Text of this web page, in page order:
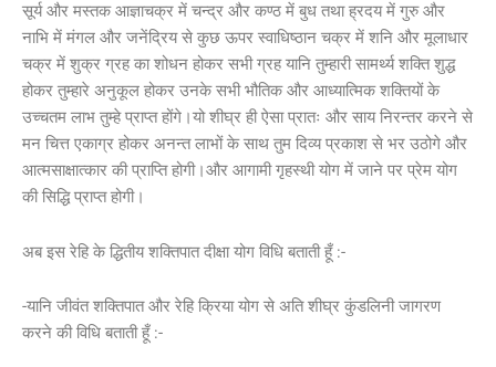
सूर्य और मस्तक आज्ञाचक्र में चन्द्र और कण्ठ में बुध तथा ह्रदय में गुरु और
नाभि में मंगल और जनेंद्रिय से कुछ ऊपर स्वाधिष्ठान चक्र में शनि और मूलाधार
चक्र में शुक्र ग्रह का शोधन होकर सभी ग्रह यानि तुम्हारी सामर्थ्य शक्ति शुद्ध
होकर तुम्हारे अनुकूल होकर उनके सभी भौतिक और आध्यात्मिक शक्तियों के
उच्चतम लाभ तुम्हे प्राप्त होंगे।यो शीघ्र ही ऐसा प्रातः और साय निरन्तर करने से
मन चित्त एकाग्र होकर अनन्त लाभों के साथ तुम दिव्य प्रकाश से भर उठोगे और
आत्मसाक्षात्कार की प्राप्ति होगी।और आगामी गृहस्थी योग में जाने पर प्रेम योग
की सिद्धि प्राप्त होगी।
अब इस रेहि के द्धितीय शक्तिपात दीक्षा योग विधि बताती हूँ :-
-यानि जीवंत शक्तिपात और रेहि क्रिया योग से अति शीघ्र कुंडलिनी जागरण
करने की विधि बताती हूँ :-